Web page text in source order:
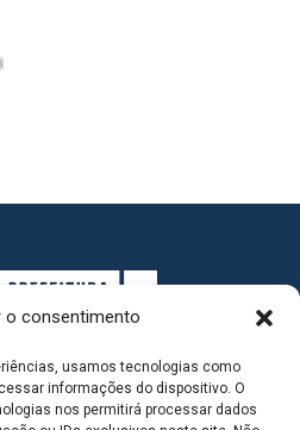
o consentimento
usamos tecnologias como
informações do dispositivo. O
nos permitirá processar dados